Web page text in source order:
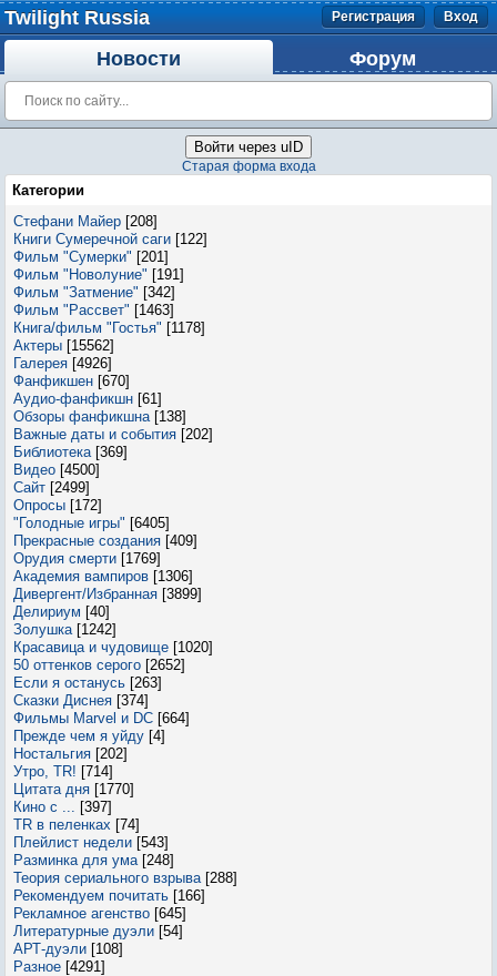
Twilight Russia Регистрация Вход
Новости Форум
Войти через uID
Старая форма входа
Категории
Стефани Майер [208]
Книги Сумеречной саги [122]
Фильм "Сумерки" [201]
Фильм "Новолуние" [191]
Фильм "Затмение" [342]
Фильм "Рассвет" [1463]
Книга/фильм "Гостья" [1178]
Актеры [15562]
Галерея [4926]
Фанфикшен [670]
Аудио-фанфикшн [61]
Обзоры фанфикшна [138]
Важные даты и события [202]
Библиотека [369]
Видео [4500]
Сайт [2499]
Опросы [172]
"Голодные игры" [6405]
Прекрасные создания [409]
Орудия смерти [1769]
Академия вампиров [1306]
Дивергент/Избранная [3899]
Делириум [40]
Золушка [1242]
Красавица и чудовище [1020]
50 оттенков серого [2652]
Если я останусь [263]
Сказки Диснея [374]
Фильмы Marvel и DC [664]
Прежде чем я уйду [4]
Ностальгия [202]
Утро, TR! [714]
Цитата дня [1770]
Кино с ... [397]
TR в пеленках [74]
Плейлист недели [543]
Разминка для ума [248]
Теория сериального взрыва [288]
Рекомендуем почитать [166]
Рекламное агенство [645]
Литературные дуэли [54]
АРТ-дуэли [108]
Разное [4291]